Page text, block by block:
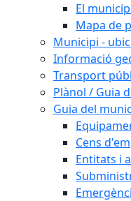
El
Mapa de
Municipi -
Informació
Transport
Plànol / Guia
Guia del
Cens
Entitats i